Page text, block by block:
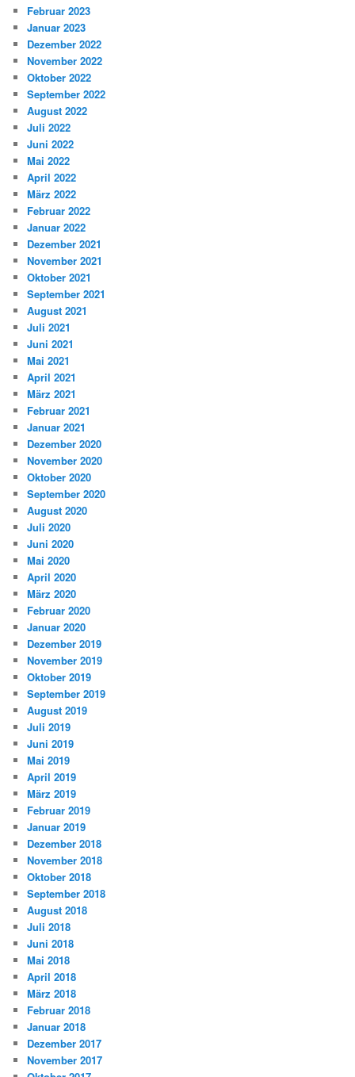
Februar 2023
Januar 2023
Dezember 2022
November 2022
Oktober 2022
September 2022
August 2022
Juli 2022
Juni 2022
Mai 2022
April 2022
März 2022
Februar 2022
Januar 2022
Dezember 2021
November 2021
Oktober 2021
September 2021
August 2021
Juli 2021
Juni 2021
Mai 2021
April 2021
März 2021
Februar 2021
Januar 2021
Dezember 2020
November 2020
Oktober 2020
September 2020
August 2020
Juli 2020
Juni 2020
Mai 2020
April 2020
März 2020
Februar 2020
Januar 2020
Dezember 2019
November 2019
Oktober 2019
September 2019
August 2019
Juli 2019
Juni 2019
Mai 2019
April 2019
März 2019
Februar 2019
Januar 2019
Dezember 2018
November 2018
Oktober 2018
September 2018
August 2018
Juli 2018
Juni 2018
Mai 2018
April 2018
März 2018
Februar 2018
Januar 2018
Dezember 2017
November 2017